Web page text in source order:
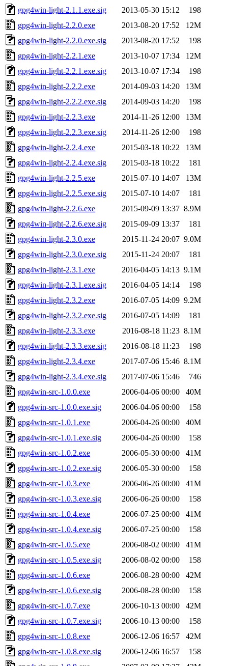
gpg4win-light-2.1.1.exe.sig
2013-05-30 15:12
198
gpg4win-light-2.2.0.exe
2013-08-20 17:52
12M
gpg4win-light-2.2.0.exe.sig
2013-08-20 17:52
198
gpg4win-light-2.2.1.exe
2013-10-07 17:34
12M
gpg4win-light-2.2.1.exe.sig
2013-10-07 17:34
198
gpg4win-light-2.2.2.exe
2014-09-03 14:20
13M
gpg4win-light-2.2.2.exe.sig
2014-09-03 14:20
198
gpg4win-light-2.2.3.exe
2014-11-26 12:00
13M
gpg4win-light-2.2.3.exe.sig
2014-11-26 12:00
198
gpg4win-light-2.2.4.exe
2015-03-18 10:22
13M
gpg4win-light-2.2.4.exe.sig
2015-03-18 10:22
181
gpg4win-light-2.2.5.exe
2015-07-10 14:07
13M
gpg4win-light-2.2.5.exe.sig
2015-07-10 14:07
181
gpg4win-light-2.2.6.exe
2015-09-09 13:37 8.9M
gpg4win-light-2.2.6.exe.sig
2015-09-09 13:37
181
gpg4win-light-2.3.0.exe
2015-11-24 20:07 9.0M
gpg4win-light-2.3.0.exe.sig
2015-11-24 20:07
181
gpg4win-light-2.3.1.exe
2016-04-05 14:13 9.1M
gpg4win-light-2.3.1.exe.sig
2016-04-05 14:14
198
gpg4win-light-2.3.2.exe
2016-07-05 14:09 9.2M
gpg4win-light-2.3.2.exe.sig
2016-07-05 14:09
181
gpg4win-light-2.3.3.exe
2016-08-18 11:23 8.1M
gpg4win-light-2.3.3.exe.sig
2016-08-18 11:23
198
gpg4win-light-2.3.4.exe
2017-07-06 15:46 8.1M
gpg4win-light-2.3.4.exe.sig
2017-07-06 15:46
746
gpg4win-src-1.0.0.exe
2006-04-06 00:00
40M
gpg4win-src-1.0.0.exe.sig
2006-04-06 00:00
158
gpg4win-src-1.0.1.exe
2006-04-26 00:00
40M
gpg4win-src-1.0.1.exe.sig
2006-04-26 00:00
158
gpg4win-src-1.0.2.exe
2006-05-30 00:00
41M
gpg4win-src-1.0.2.exe.sig
2006-05-30 00:00
158
gpg4win-src-1.0.3.exe
2006-06-26 00:00
41M
gpg4win-src-1.0.3.exe.sig
2006-06-26 00:00
158
gpg4win-src-1.0.4.exe
2006-07-25 00:00
41M
gpg4win-src-1.0.4.exe.sig
2006-07-25 00:00
158
gpg4win-src-1.0.5.exe
2006-08-02 00:00
41M
gpg4win-src-1.0.5.exe.sig
2006-08-02 00:00
158
gpg4win-src-1.0.6.exe
2006-08-28 00:00
42M
gpg4win-src-1.0.6.exe.sig
2006-08-28 00:00
158
gpg4win-src-1.0.7.exe
2006-10-13 00:00
42M
gpg4win-src-1.0.7.exe.sig
2006-10-13 00:00
158
gpg4win-src-1.0.8.exe
2006-12-06 16:57
42M
gpg4win-src-1.0.8.exe.sig
2006-12-06 16:57
158